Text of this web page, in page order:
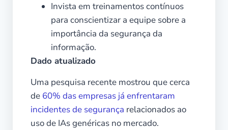
Invista em treinamentos contínuos
para conscientizar a equipe sobre a
importância da segurança da
informação.
Dado atualizado
Uma pesquisa recente mostrou que cerca
de 60% das empresas já enfrentaram
incidentes de segurança relacionados ao
uso de IAs genéricas no mercado.